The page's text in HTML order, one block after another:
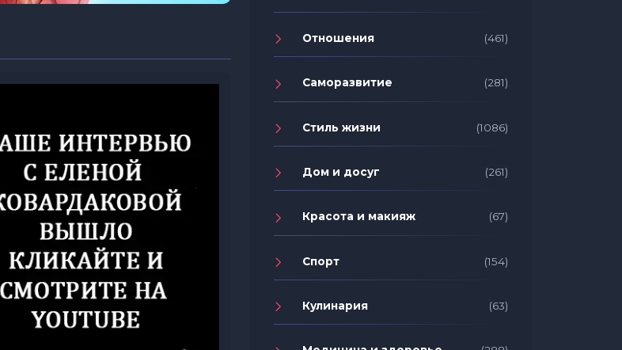
Отношения (461)
Саморазвитие (281)
Стиль жизни (1086)
Дом и досуг (261)
Красота и макияж (67)
Спорт (154)
Кулинария (63)